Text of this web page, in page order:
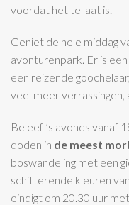
voordat het te laat is.
Geniet de hele middag
avonturenpark. Er is
een reizende
veel meer verrassingen,
Beleef ’s avonds vanaf
doden in de meest
boswandeling met een
schitterende kleuren
eindigt om 20.30 uur met